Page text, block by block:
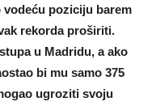
poziciju barem
rekorda proširiti.
u Madridu, a ako
bi mu samo 375
ugroziti svoju